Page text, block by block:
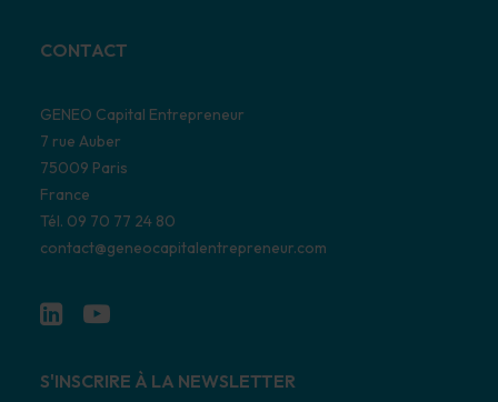
CONTACT
GENEO Capital Entrepreneur
7 rue Auber
75009 Paris
France
Tél. 09 70 77 24 80
contact@geneocapitalentrepreneur.com
S'INSCRIRE À LA NEWSLETTER